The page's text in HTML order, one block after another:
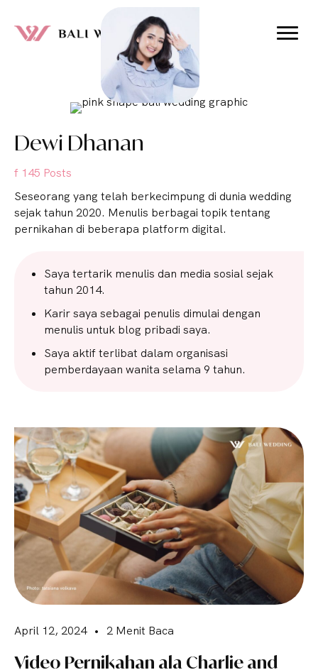
Dewi Dhanan
f 145 Posts
Seseorang yang telah berkecimpung di dunia wedding
sejak tahun 2020. Menulis berbagai topik tentang
pernikahan di beberapa platform digital.
Saya tertarik menulis dan media sosial sejak
tahun 2014.
Karir saya sebagai penulis dimulai dengan
menulis untuk blog pribadi saya.
Saya aktif terlibat dalam organisasi
pemberdayaan wanita selama 9 tahun.
April 12, 2024 • 2 Menit Baca
Video Pernikahan ala Charlie and